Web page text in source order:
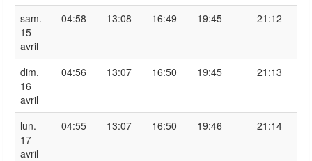
sam.
15
avril
04:58 13:08 16:49 19:45 21:12
dim.
16
avril
04:56 13:07 16:50 19:45 21:13
lun.
17
avril
04:55 13:07 16:50 19:46 21:14